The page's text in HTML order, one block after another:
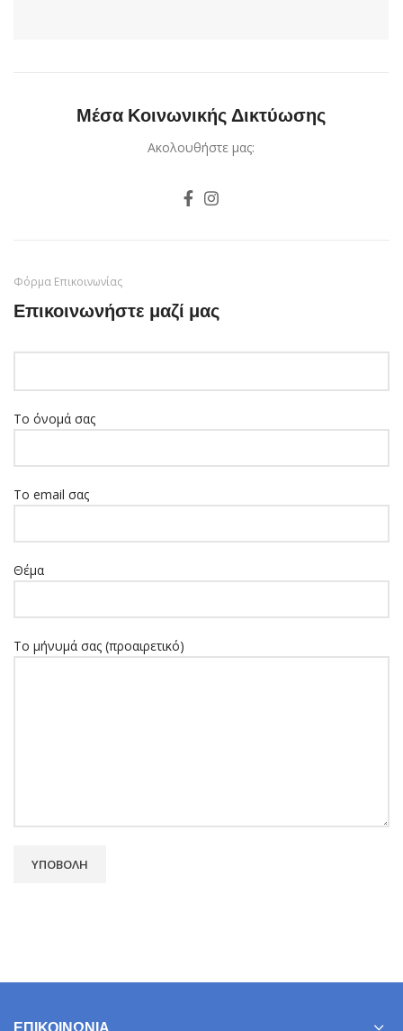
Μέσα Κοινωνικής Δικτύωσης
Ακολουθήστε μας:
Φόρμα Επικοινωνίας
Επικοινωνήστε μαζί μας
Το όνομά σας
Το email σας
Θέμα
Το μήνυμά σας (προαιρετικό)